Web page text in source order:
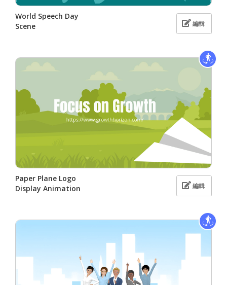
World Speech Day
Scene
編輯
Paper Plane Logo
Display Animation
編輯